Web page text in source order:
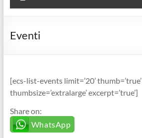
Eventi
[ecs-list-events limit=’20’ thumb=’true’
thumbsize=’extralarge’ excerpt=’true’]
Share on:
WhatsApp